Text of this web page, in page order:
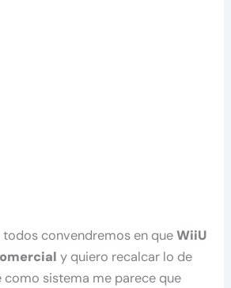
todos convendremos en queWiiU
y quiero recalcar lo de
sistema me parece que